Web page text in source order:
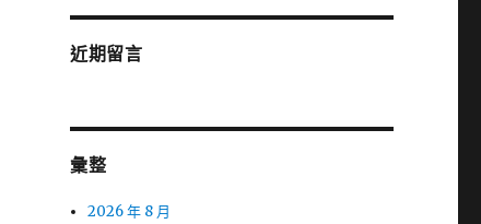
近期留言
彙整
2026 年 8 月